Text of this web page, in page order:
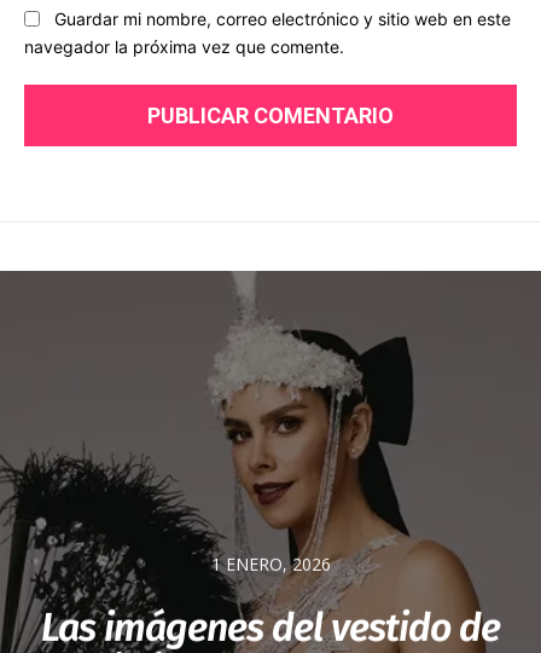
Guardar mi nombre, correo electrónico y sitio web en este
navegador la próxima vez que comente.